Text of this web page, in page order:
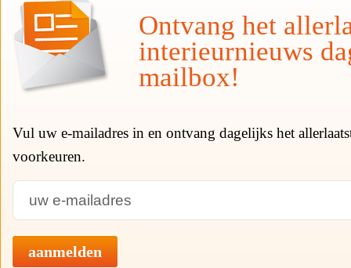
Ontvang het
interieurnieuws
mailbox!
Vul uw e-mailadres in en ontvang dagelijks het
voorkeuren.
aanmelden